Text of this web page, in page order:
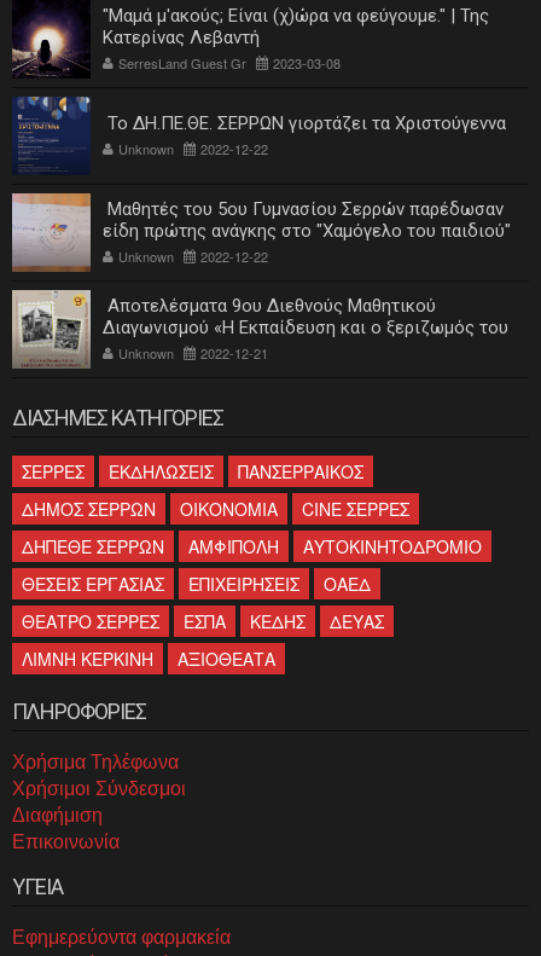
"Μαμά μ'ακούς; Είναι (χ)ώρα να φεύγουμε." | Της
Κατερίνας Λεβαντή
SerresLand Guest Gr 2023-03-08
Το ΔΗ.ΠΕ.ΘΕ. ΣΕΡΡΩΝ γιορτάζει τα Χριστούγεννα
Unknown 2022-12-22
Μαθητές του 5ου Γυμνασίου Σερρών παρέδωσαν
είδη πρώτης ανάγκης στο "Χαμόγελο του παιδιού"
Unknown 2022-12-22
Αποτελέσματα 9ου Διεθνούς Μαθητικού
Διαγωνισμού «Η Εκπαίδευση και ο ξεριζωμός του
ελληνισμού»
Unknown 2022-12-21
ΔΙΑΣΗΜΕΣ ΚΑΤΗΓΟΡΙΕΣ
ΣΕΡΡΕΣ ΕΚΔΗΛΩΣΕΙΣ
ΠΑΝΣΕΡΡΑΙΚΟΣ
ΔΗΜΟΣ ΣΕΡΡΩΝ
ΟΙΚΟΝΟΜΙΑ
CINE ΣΕΡΡΕΣ
ΔΗΠΕΘΕ ΣΕΡΡΩΝ
ΑΜΦΙΠΟΛΗ
ΑΥΤΟΚΙΝΗΤΟΔΡΟΜΙΟ
ΘΕΣΕΙΣ ΕΡΓΑΣΙΑΣ
ΕΠΙΧΕΙΡΗΣΕΙΣ
ΟΑΕΔ
ΘΕΑΤΡΟ ΣΕΡΡΕΣ
ΕΣΠΑ ΚΕΔΗΣ
ΔΕΥΑΣ
ΛΙΜΝΗ ΚΕΡΚΙΝΗ
ΑΞΙΟΘΕΑΤΑ
ΠΛΗΡΟΦΟΡΙΕΣ
Χρήσιμα Τηλέφωνα
Χρήσιμοι Σύνδεσμοι
Διαφήμιση
Επικοινωνία
ΥΓΕΙΑ
Εφημερεύοντα φαρμακεία